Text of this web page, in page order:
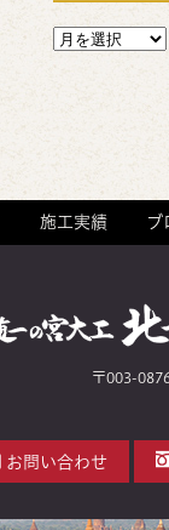
施工実績 ブ
〒003-
お問い合わせ